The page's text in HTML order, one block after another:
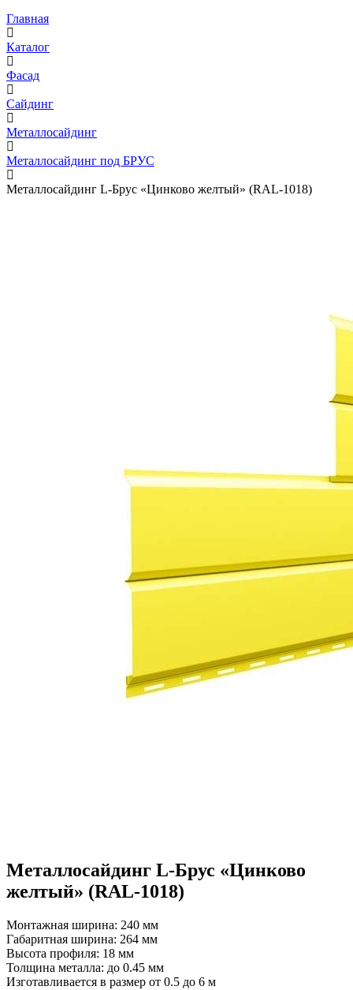
Главная
Каталог
Фасад
Сайдинг
Металлосайдинг
Металлосайдинг под БРУС
Металлосайдинг L-Брус «Цинково желтый» (RAL-1018)
Металлосайдинг L-Брус «Цинково
желтый» (RAL-1018)
Монтажная ширина: 240 мм
Габаритная ширина: 264 мм
Высота профиля: 18 мм
Толщина металла: до 0.45 мм
Изготавливается в размер от 0.5 до 6 м